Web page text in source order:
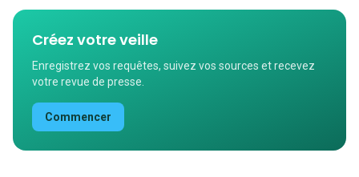
Créez votre veille
Enregistrez vos requêtes, suivez vos sources et recevez
votre revue de presse.
Commencer